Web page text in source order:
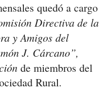
quedó a cargo
Directiva de la
y Amigos del
J. Cárcano”,
de miembros del
Rural.